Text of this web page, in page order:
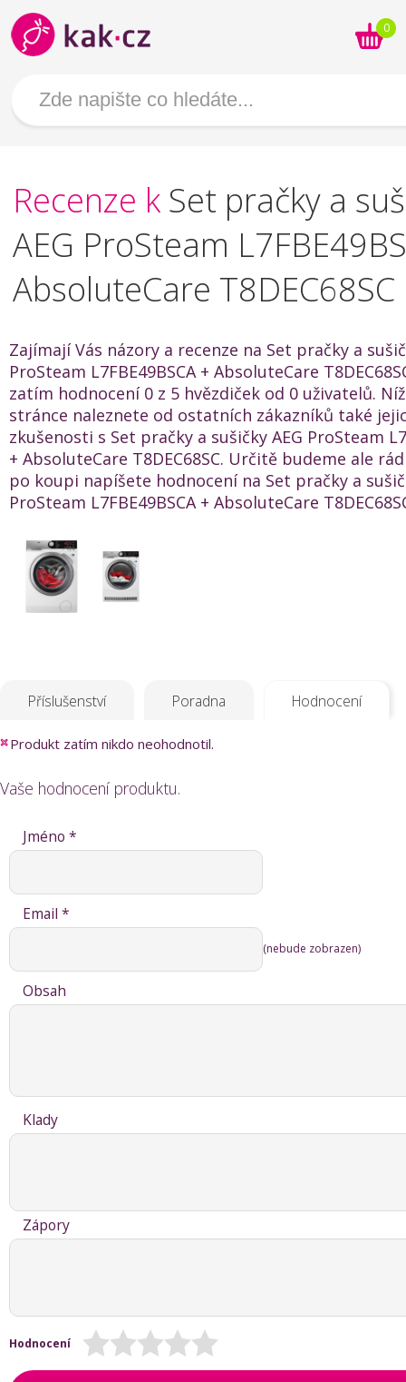
0
Recenze k Set pračky a
AEG ProSteam
AbsoluteCare T8DEC68SC
Zajímají Vás názory a recenze na Set pračky a
ProSteam L7FBE49BSCA + AbsoluteCare
zatím hodnocení 0 z 5 hvězdiček od 0 uživatelů.
stránce naleznete od ostatních zákazníků také
zkušenosti s Set pračky a sušičky AEG ProSteam
+ AbsoluteCare T8DEC68SC. Určitě budeme ale
po koupi napíšete hodnocení na Set pračky a
ProSteam L7FBE49BSCA + AbsoluteCare
Příslušenství Poradna Hodnocení
Produkt zatím nikdo neohodnotil.
Vaše hodnocení produktu.
Jméno *
Email *
(nebude zobrazen)
Obsah
Klady
Zápory
Hodnocení